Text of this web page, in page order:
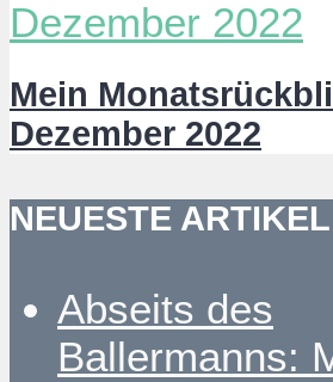
Mein
Dezember 2022
NEUESTE ARTIKEL
Abseits des
Ballermanns: